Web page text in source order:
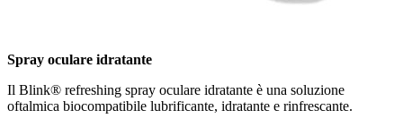
Spray oculare idratante
Il Blink® refreshing spray oculare idratante è una soluzione
oftalmica biocompatibile lubrificante, idratante e rinfrescante.